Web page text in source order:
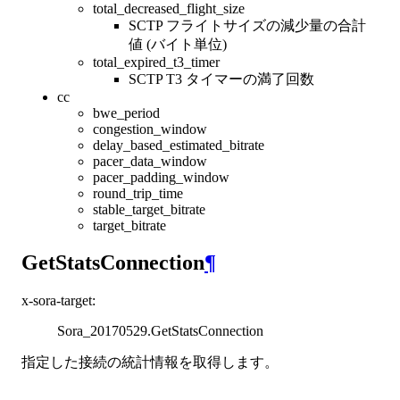
total_decreased_flight_size
SCTP フライトサイズの減少量の合計
値 (バイト単位)
total_expired_t3_timer
SCTP T3 タイマーの満了回数
cc
bwe_period
congestion_window
delay_based_estimated_bitrate
pacer_data_window
pacer_padding_window
round_trip_time
stable_target_bitrate
target_bitrate
GetStatsConnection¶
x-sora-target:
Sora_20170529.GetStatsConnection
指定した接続の統計情報を取得します。